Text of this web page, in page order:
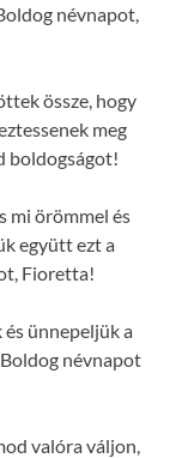
névnapot,
össze, hogy
meg
boldogságot!
mi örömmel és
együtt ezt a
Fioretta!
ünnepeljük a
névnapot
valóra váljon,